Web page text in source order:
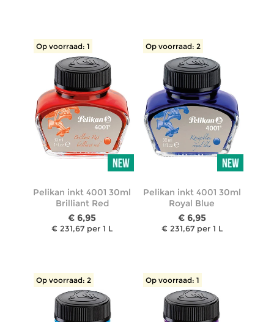
Op voorraad: 1
Pelikan inkt 4001 30ml
Brilliant Red
€ 6,95
€ 231,67 per 1 L
Op voorraad: 2
Pelikan inkt 4001 30ml
Royal Blue
€ 6,95
€ 231,67 per 1 L
Op voorraad: 2 Op voorraad: 1